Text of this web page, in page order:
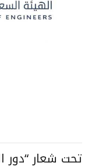
تحت شعار